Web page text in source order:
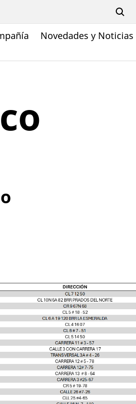
Novedades y Noticias